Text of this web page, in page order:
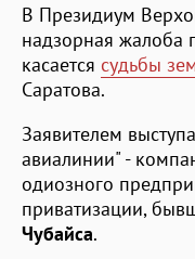
В Президиум
надзорная жалоба
касается судьбы
Саратова.
Заявителем
авиалинии" -
одиозного
приватизации,
Чубайса.